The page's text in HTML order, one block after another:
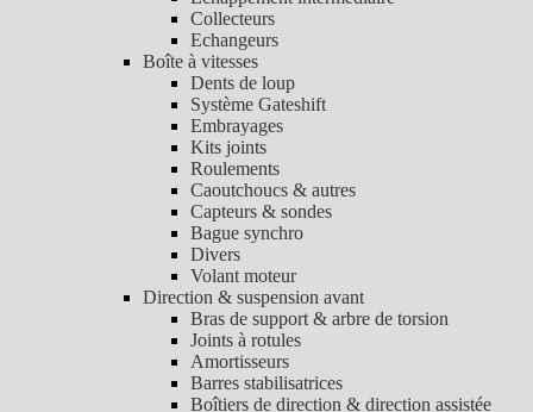
Collecteurs
Echangeurs
Boîte à vitesses
Dents de loup
Système Gateshift
Embrayages
Kits joints
Roulements
Caoutchoucs & autres
Capteurs & sondes
Bague synchro
Divers
Volant moteur
Direction & suspension avant
Bras de support & arbre de torsion
Joints à rotules
Amortisseurs
Barres stabilisatrices
Boîtiers de direction & direction assistée